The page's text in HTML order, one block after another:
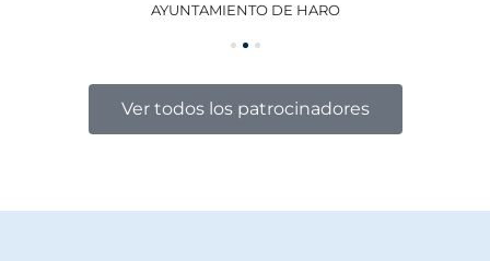
AYUNTAMIENTO DE HARO
Ver todos los patrocinadores